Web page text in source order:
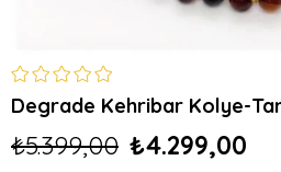
Degrade Kehribar Kolye-
₺5.399,00 ₺4.299,00